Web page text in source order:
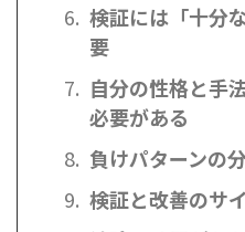
検証には「十分
要
自分の性格と手
必要がある
負けパターンの
検証と改善のサ